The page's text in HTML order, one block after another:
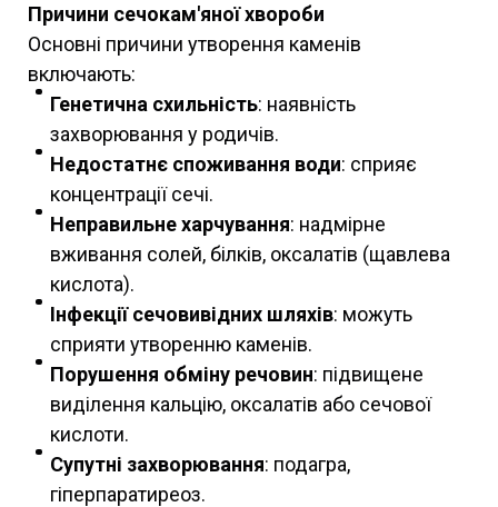
Причини сечокам'яної хвороби
Основні причини утворення каменів
включають:
Генетична схильність: наявність
захворювання у родичів.
Недостатнє споживання води: сприяє
концентрації сечі.
Неправильне харчування: надмірне
вживання солей, білків, оксалатів (щавлева
кислота).
Інфекції сечовивідних шляхів: можуть
сприяти утворенню каменів.
Порушення обміну речовин: підвищене
виділення кальцію, оксалатів або сечової
кислоти.
Супутні захворювання: подагра,
гіперпаратиреоз.